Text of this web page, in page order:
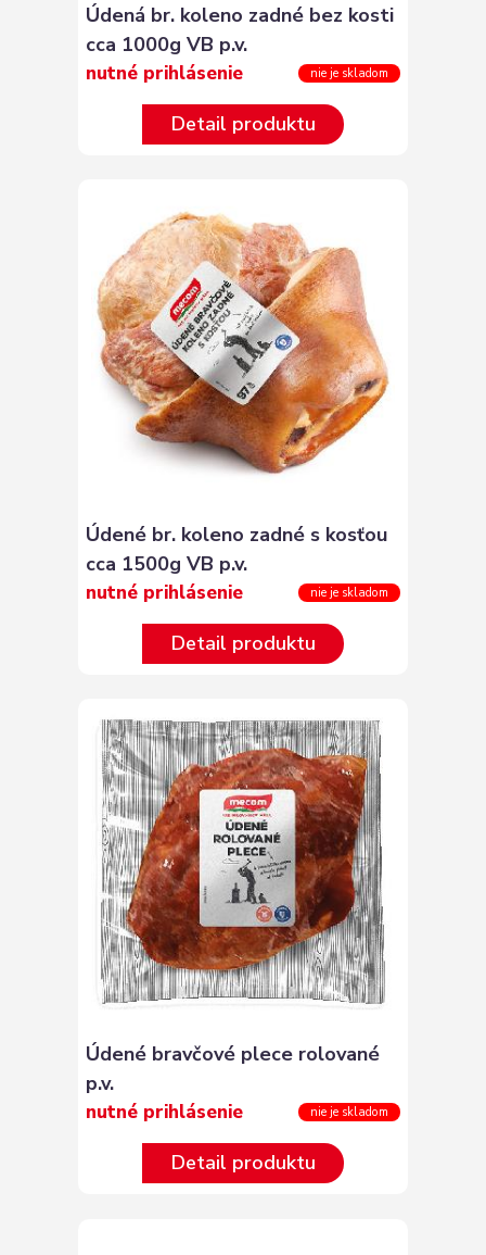
Údená br. koleno zadné bez kosti
cca 1000g VB p.v.
nutné prihlásenie nie je skladom
Detail produktu
Údené br. koleno zadné s kosťou
cca 1500g VB p.v.
nutné prihlásenie nie je skladom
Detail produktu
Údené bravčové plece rolované
p.v.
nutné prihlásenie nie je skladom
Detail produktu